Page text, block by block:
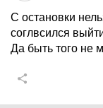
С остановки
соглвсился
Да быть того не